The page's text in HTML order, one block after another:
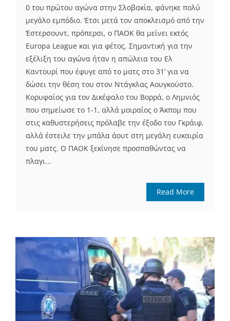
0 του πρώτου αγώνα στην Σλοβακία, φάνηκε πολύ
μεγάλο εμπόδιο. Έτσι μετά τον αποκλεισμό από την
Έστερσουντ, πρόπερσι, ο ΠΑΟΚ θα μείνει εκτός
Europa League και για φέτος. Σημαντική για την
εξέλιξη του αγώνα ήταν η απώλεια του Ελ
Καντουρί που έφυγε από το ματς στο 31’ για να
δώσει την θέση του στον Ντάγκλας Αουγκούστο.
Κορυφαίος για τον Δικέφαλο του Βορρά, ο Λημνιός
που σημείωσε το 1-1, αλλά μοιραίος ο Άκπομ που
στις καθυστερήσεις πρόλαβε την έξοδο του Γκράιφ,
αλλά έστειλε την μπάλα άουτ στη μεγάλη ευκαιρία
του ματς. Ο ΠΑΟΚ ξεκίνησε προσπαθώντας να
πλαγι...
Read More